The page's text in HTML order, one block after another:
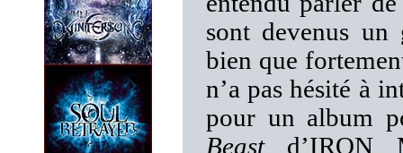
sont devenus un
bien que
n’a pas hésité à
pour un album
Beastd’IRON